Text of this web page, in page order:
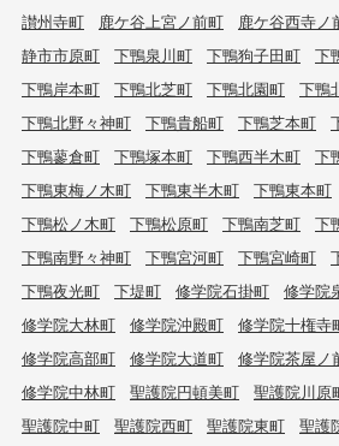
讃州寺町
鹿ケ谷上宮ノ前町 鹿ケ谷西寺ノ
静市市原町
下鴨泉川町 下鴨狗子田町 下
下鴨岸本町
下鴨北芝町 下鴨北園町
下鴨
下鴨北野々神町
下鴨貴船町 下鴨芝本町
下鴨蓼倉町
下鴨塚本町 下鴨西半木町 下
下鴨東梅ノ木町
下鴨東半木町 下鴨東本町
下鴨松ノ木町
下鴨松原町 下鴨南芝町
下
下鴨南野々神町
下鴨宮河町 下鴨宮崎町
下鴨夜光町
下堤町 修学院石掛町 修学院
修学院大林町
修学院沖殿町 修学院十権寺
修学院高部町
修学院大道町 修学院茶屋ノ
修学院中林町
聖護院円頓美町 聖護院川原
聖護院中町
聖護院西町 聖護院東町 聖護